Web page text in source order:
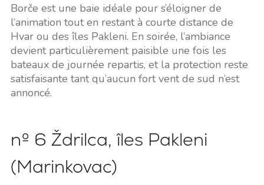
Borče est une baie idéale pour s’éloigner de
l’animation tout en restant à courte distance de
Hvar ou des îles Pakleni. En soirée, l’ambiance
devient particulièrement paisible une fois les
bateaux de journée repartis, et la protection reste
satisfaisante tant qu’aucun fort vent de sud n’est
annoncé.
nº 6 Ždrilca, îles Pakleni
(Marinkovac)